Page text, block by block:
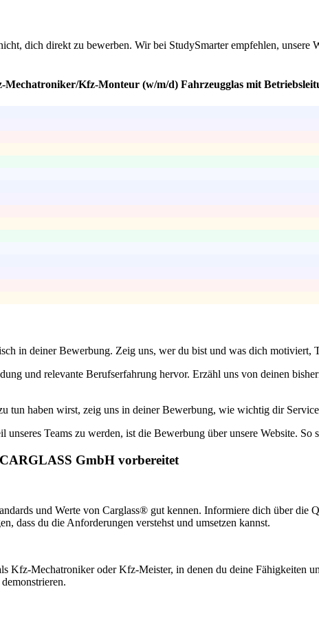
dich direkt zu bewerben. Wir bei StudySmarter empfehlen,
Mechatroniker/Kfz-Monteur (w/m/d) Fahrzeugglas mit
in deiner Bewerbung. Zeig uns, wer du bist und was dich motiviert,
und relevante Berufserfahrung hervor. Erzähl uns von deinen
tun haben wirst, zeig uns in deiner Bewerbung, wie wichtig dir
unseres Teams zu werden, ist die Bewerbung über unsere Website.
GmbH vorbereitet
und Werte von Carglass® gut kennen. Informiere dich über die
dass du die Anforderungen verstehst und umsetzen kannst.
Kfz-Mechatroniker oder Kfz-Meister, in denen du deine Fähigkeiten